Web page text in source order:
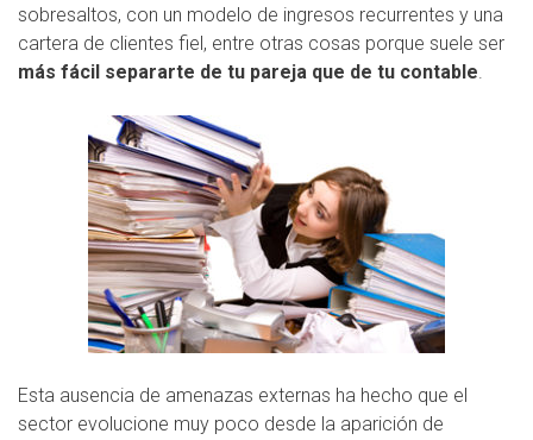
sobresaltos, con un modelo de ingresos recurrentes y una
cartera de clientes fiel, entre otras cosas porque suele ser
más fácil separarte de tu pareja que de tu contable.
Esta ausencia de amenazas externas ha hecho que el
sector evolucione muy poco desde la aparición de